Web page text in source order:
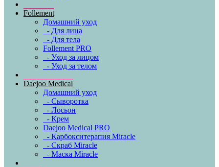
Follement
Домашний уход
- Для лица
- Для тела
Follement PRO
- Уход за лицом
- Уход за телом
Daejoo Medical
Домашний уход
- Сыворотка
- Лосьон
- Крем
Daejoo Medical PRO
- Карбокситерапия Miracle
- Скраб Miracle
- Маска Miracle